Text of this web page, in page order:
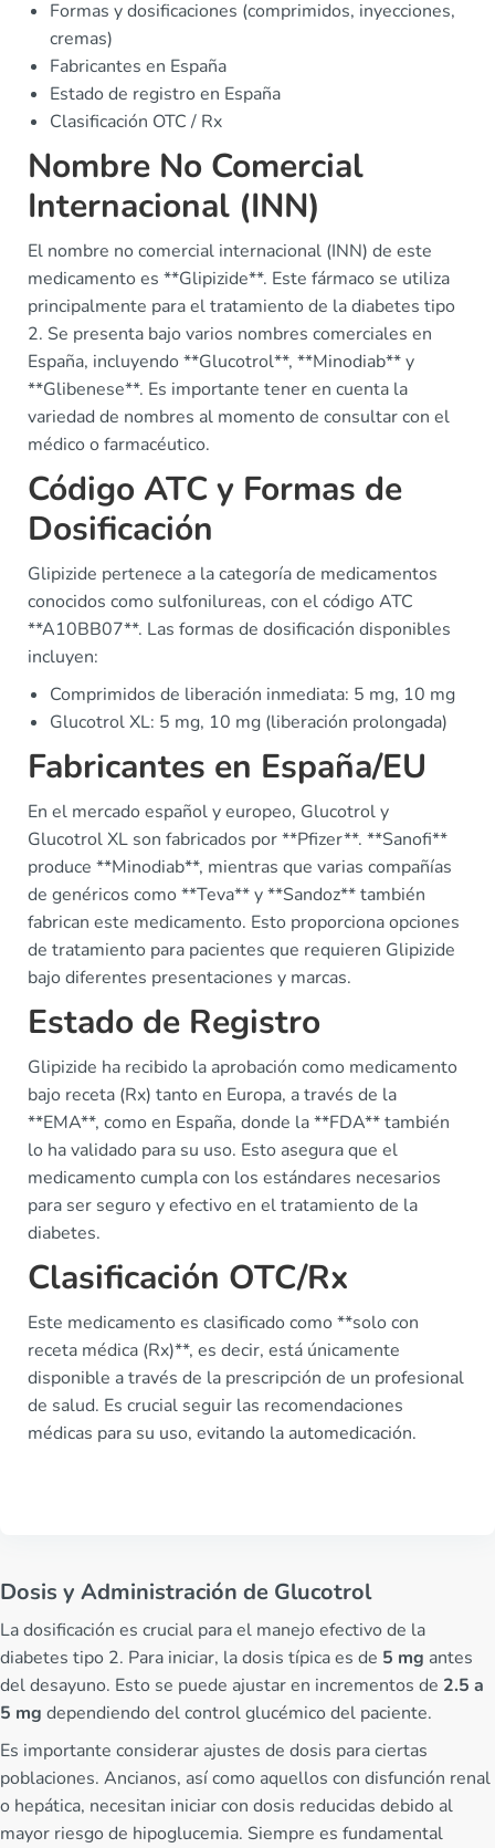
Formas y dosificaciones (comprimidos, inyecciones,
cremas)
Fabricantes en España
Estado de registro en España
Clasificación OTC / Rx
Nombre No Comercial
Internacional (INN)
El nombre no comercial internacional (INN) de este
medicamento es **Glipizide**. Este fármaco se utiliza
principalmente para el tratamiento de la diabetes tipo
2. Se presenta bajo varios nombres comerciales en
España, incluyendo **Glucotrol**, **Minodiab** y
**Glibenese**. Es importante tener en cuenta la
variedad de nombres al momento de consultar con el
médico o farmacéutico.
Código ATC y Formas de
Dosificación
Glipizide pertenece a la categoría de medicamentos
conocidos como sulfonilureas, con el código ATC
**A10BB07**. Las formas de dosificación disponibles
incluyen:
Comprimidos de liberación inmediata: 5 mg, 10 mg
Glucotrol XL: 5 mg, 10 mg (liberación prolongada)
Fabricantes en España/EU
En el mercado español y europeo, Glucotrol y
Glucotrol XL son fabricados por **Pfizer**. **Sanofi**
produce **Minodiab**, mientras que varias compañías
de genéricos como **Teva** y **Sandoz** también
fabrican este medicamento. Esto proporciona opciones
de tratamiento para pacientes que requieren Glipizide
bajo diferentes presentaciones y marcas.
Estado de Registro
Glipizide ha recibido la aprobación como medicamento
bajo receta (Rx) tanto en Europa, a través de la
**EMA**, como en España, donde la **FDA** también
lo ha validado para su uso. Esto asegura que el
medicamento cumpla con los estándares necesarios
para ser seguro y efectivo en el tratamiento de la
diabetes.
Clasificación OTC/Rx
Este medicamento es clasificado como **solo con
receta médica (Rx)**, es decir, está únicamente
disponible a través de la prescripción de un profesional
de salud. Es crucial seguir las recomendaciones
médicas para su uso, evitando la automedicación.
Dosis y Administración de Glucotrol
La dosificación es crucial para el manejo efectivo de la
diabetes tipo 2. Para iniciar, la dosis típica es de 5 mg antes
del desayuno. Esto se puede ajustar en incrementos de 2.5 a
5 mg dependiendo del control glucémico del paciente.
Es importante considerar ajustes de dosis para ciertas
poblaciones. Ancianos, así como aquellos con disfunción renal
o hepática, necesitan iniciar con dosis reducidas debido al
mayor riesgo de hipoglucemia. Siempre es fundamental